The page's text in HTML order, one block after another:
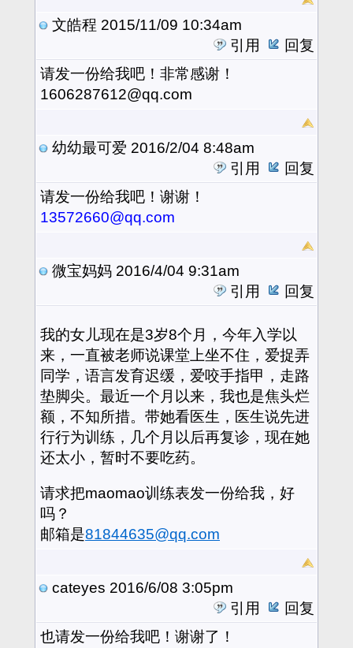
文皓程 2015/11/09 10:34am
引用
回复
请发一份给我吧！非常感谢！
1606287612@qq.com
幼幼最可爱 2016/2/04 8:48am
引用
回复
请发一份给我吧！谢谢！
13572660@qq.com
微宝妈妈 2016/4/04 9:31am
引用
回复
我的女儿现在是3岁8个月，今年入学以
来，一直被老师说课堂上坐不住，爱捉弄
同学，语言发育迟缓，爱咬手指甲，走路
垫脚尖。最近一个月以来，我也是焦头烂
额，不知所措。带她看医生，医生说先进
行行为训练，几个月以后再复诊，现在她
还太小，暂时不要吃药。
请求把maomao训练表发一份给我，好
吗？
邮箱是81844635@qq.com
cateyes 2016/6/08 3:05pm
引用
回复
也请发一份给我吧！谢谢了！